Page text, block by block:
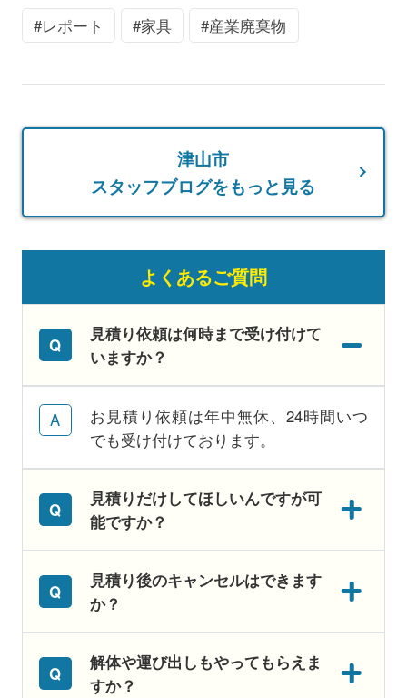
レポート 家具 産業廃棄物
津山市
スタッフブログをもっと見る
よくあるご質問
見積り依頼は何時まで受け付けて
いますか？
お見積り依頼は年中無休、24時間いつ
でも受け付けております。
見積りだけしてほしいんですが可
能ですか？
見積り後のキャンセルはできます
か？
解体や運び出しもやってもらえま
すか？